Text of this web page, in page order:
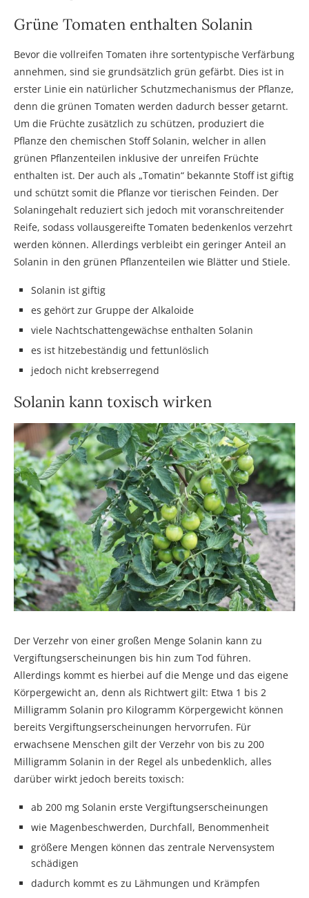
Grüne Tomaten enthalten Solanin
Bevor die vollreifen Tomaten ihre sortentypische Verfärbung
annehmen, sind sie grundsätzlich grün gefärbt. Dies ist in
erster Linie ein natürlicher Schutzmechanismus der Pflanze,
denn die grünen Tomaten werden dadurch besser getarnt.
Um die Früchte zusätzlich zu schützen, produziert die
Pflanze den chemischen Stoff Solanin, welcher in allen
grünen Pflanzenteilen inklusive der unreifen Früchte
enthalten ist. Der auch als „Tomatin“ bekannte Stoff ist giftig
und schützt somit die Pflanze vor tierischen Feinden. Der
Solaningehalt reduziert sich jedoch mit voranschreitender
Reife, sodass vollausgereifte Tomaten bedenkenlos verzehrt
werden können. Allerdings verbleibt ein geringer Anteil an
Solanin in den grünen Pflanzenteilen wie Blätter und Stiele.
Solanin ist giftig
es gehört zur Gruppe der Alkaloide
viele Nachtschattengewächse enthalten Solanin
es ist hitzebeständig und fettunlöslich
jedoch nicht krebserregend
Solanin kann toxisch wirken
Der Verzehr von einer großen Menge Solanin kann zu
Vergiftungserscheinungen bis hin zum Tod führen.
Allerdings kommt es hierbei auf die Menge und das eigene
Körpergewicht an, denn als Richtwert gilt: Etwa 1 bis 2
Milligramm Solanin pro Kilogramm Körpergewicht können
bereits Vergiftungserscheinungen hervorrufen. Für
erwachsene Menschen gilt der Verzehr von bis zu 200
Milligramm Solanin in der Regel als unbedenklich, alles
darüber wirkt jedoch bereits toxisch:
ab 200 mg Solanin erste Vergiftungserscheinungen
wie Magenbeschwerden, Durchfall, Benommenheit
größere Mengen können das zentrale Nervensystem
schädigen
dadurch kommt es zu Lähmungen und Krämpfen